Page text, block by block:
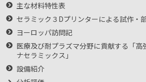
主な材料特性表
セラミック３Dプリンターによる試作・
ヨーロッパ訪問記
医療及び耐プラズマ分野に貢献する「高
ナセラミックス」
設備紹介